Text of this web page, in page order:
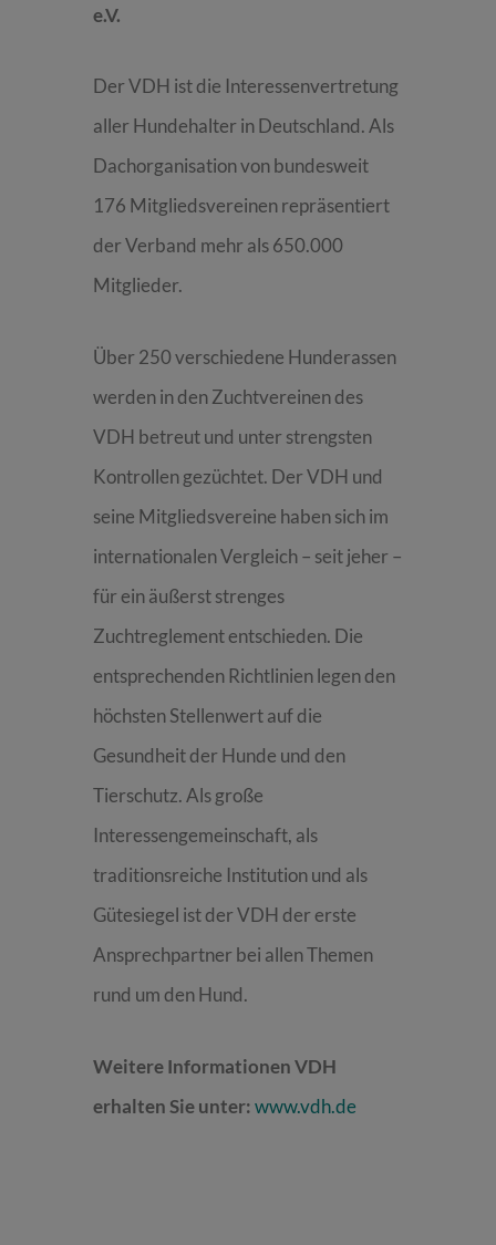
e.V.
Der VDH ist die Interessenvertretung
aller Hundehalter in Deutschland. Als
Dachorganisation von bundesweit
176 Mitgliedsvereinen repräsentiert
der Verband mehr als 650.000
Mitglieder.
Über 250 verschiedene Hunderassen
werden in den Zuchtvereinen des
VDH betreut und unter strengsten
Kontrollen gezüchtet. Der VDH und
seine Mitgliedsvereine haben sich im
internationalen Vergleich – seit jeher –
für ein äußerst strenges
Zuchtreglement entschieden. Die
entsprechenden Richtlinien legen den
höchsten Stellenwert auf die
Gesundheit der Hunde und den
Tierschutz. Als große
Interessengemeinschaft, als
traditionsreiche Institution und als
Gütesiegel ist der VDH der erste
Ansprechpartner bei allen Themen
rund um den Hund.
Weitere Informationen VDH
erhalten Sie unter:www.vdh.de